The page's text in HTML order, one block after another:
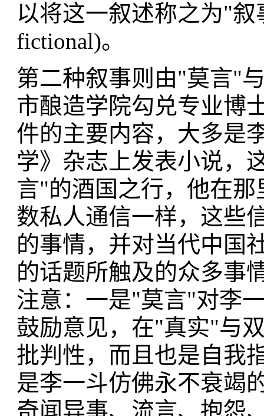
以将这一叙述称之为"
fictional)。
第二种叙事则由"莫言"
市酿造学院勾兑专业博
件的主要内容，大多是
学》杂志上发表小说，
言"的酒国之行，他在
数私人通信一样，这些
的事情，并对当代中国
的话题所触及的众多事
注意：一是"莫言"对李
鼓励意见，在"真实"与
批判性，而且也是自我
是李一斗仿佛永不衰竭
奇闻异事、流言、抱怨